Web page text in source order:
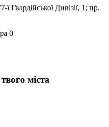
Гвардійської Дивізії, 1; пр.
0
міста